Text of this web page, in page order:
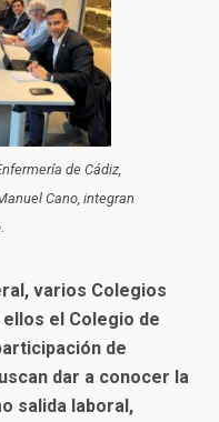
de Cádiz,
Cano, integran
varios Colegios
el Colegio de
de
dar a conocer la
salida laboral,